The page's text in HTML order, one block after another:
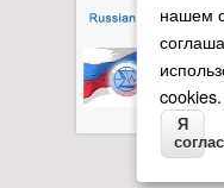
нашем
cookies.
Я